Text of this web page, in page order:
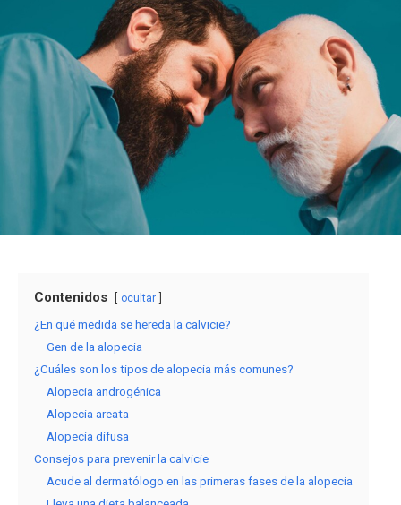
Contenidos ocultar
¿En qué medida se hereda la calvicie?
Gen de la alopecia
¿Cuáles son los tipos de alopecia más comunes?
Alopecia androgénica
Alopecia areata
Alopecia difusa
Consejos para prevenir la calvicie
Acude al dermatólogo en las primeras fases de la alopecia